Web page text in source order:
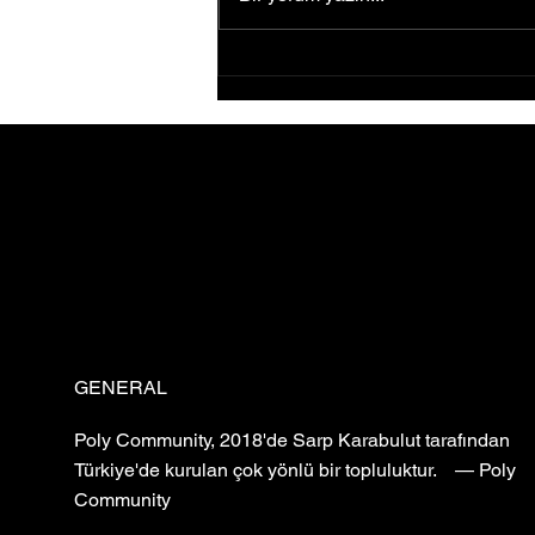
İlk Yorumları
GENERAL
Poly Community, 2018'de Sarp Karabulut tarafından
Türkiye'de kurulan çok yönlü bir topluluktur. — Poly
Community